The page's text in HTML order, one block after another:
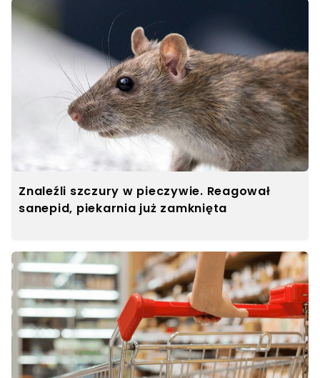
Znaleźli szczury w pieczywie. Reagował
sanepid, piekarnia już zamknięta